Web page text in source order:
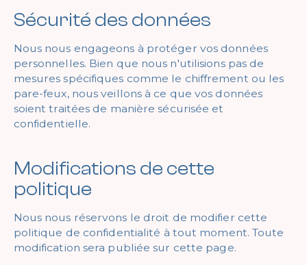
Sécurité des données
Nous nous engageons à protéger vos données
personnelles. Bien que nous n'utilisions pas de
mesures spécifiques comme le chiffrement ou les
pare-feux, nous veillons à ce que vos données
soient traitées de manière sécurisée et
confidentielle.
Modifications de cette
politique
Nous nous réservons le droit de modifier cette
politique de confidentialité à tout moment. Toute
modification sera publiée sur cette page.